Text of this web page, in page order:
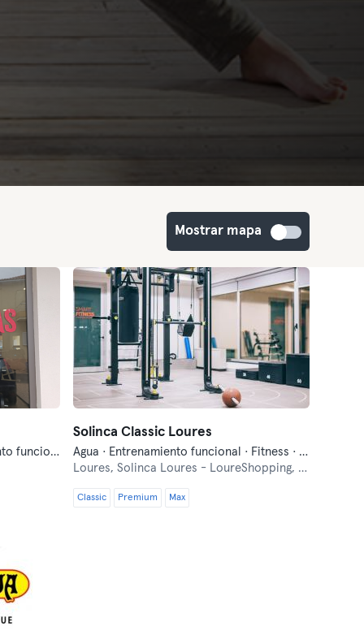
Mostrar mapa
Bootcamp · Boxeo · Entrenamiento funcional · Fitness · Qi Gong y Tai Chi
Solinca Classic Loures
Agua · Entrenamiento funcional · Fitness · Indoor Cycling · Natación · Pilates · Qi Gong y Tai Chi · Yoga
Loures,Solinca Loures - LoureShopping, Loja A. Av. Descobertas nº 90
Classic Premium Max